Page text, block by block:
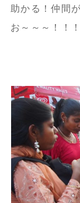
助かる！仲間
お～～～！！！